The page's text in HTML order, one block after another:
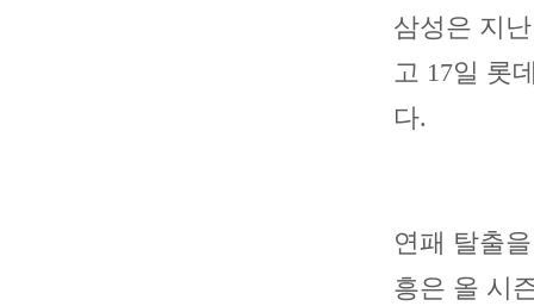
삼성은 지
고 17일 롯
다.
연패 탈출
흥은 올 시